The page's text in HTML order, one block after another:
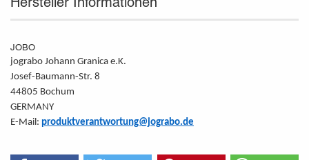
JOBO
jograbo Johann Granica e.K.
Josef-Baumann-Str. 8
44805 Bochum
GERMANY
E-Mail: produktverantwortung@jograbo.de